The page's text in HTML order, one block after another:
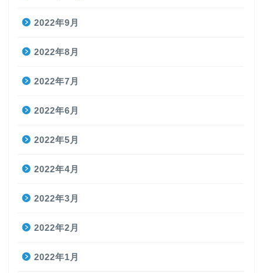
2022年9月
2022年8月
2022年7月
2022年6月
2022年5月
2022年4月
2022年3月
2022年2月
2022年1月